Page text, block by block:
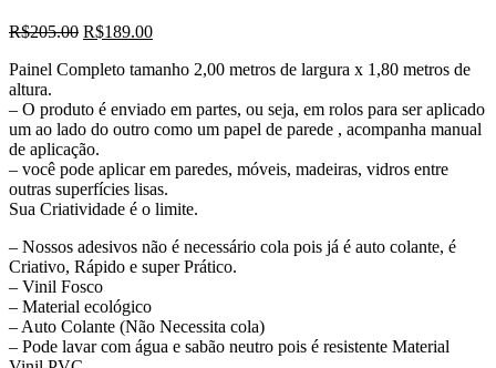
R$205.00 O
original
R$205.00.
R$189.00O
atual
R$189.00.
Painel Completo tamanho 2,00 metros de largura x 1,80 metros de
altura.
– O produto é enviado em partes, ou seja, em rolos para ser aplicado
um ao lado do outro como um papel de parede , acompanha manual
de aplicação.
– você pode aplicar em paredes, móveis, madeiras, vidros entre
outras superfícies lisas.
Sua Criatividade é o limite.
– Nossos adesivos não é necessário cola pois já é auto colante, é
Criativo, Rápido e super Prático.
– Vinil Fosco
– Material ecológico
– Auto Colante (Não Necessita cola)
– Pode lavar com água e sabão neutro pois é resistente Material